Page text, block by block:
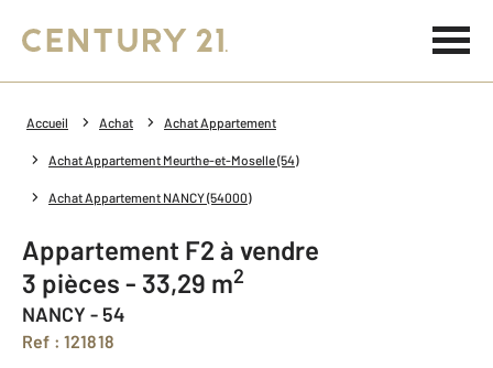
Accueil Achat Achat Appartement
Achat Appartement Meurthe-et-Moselle (54)
Achat Appartement NANCY (54000)
Appartement F2 à vendre
3 pièces - 33,29 m2
NANCY - 54
Ref : 121818